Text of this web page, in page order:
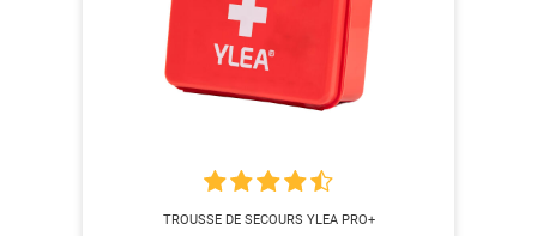
TROUSSE DE SECOURS YLEA PRO+